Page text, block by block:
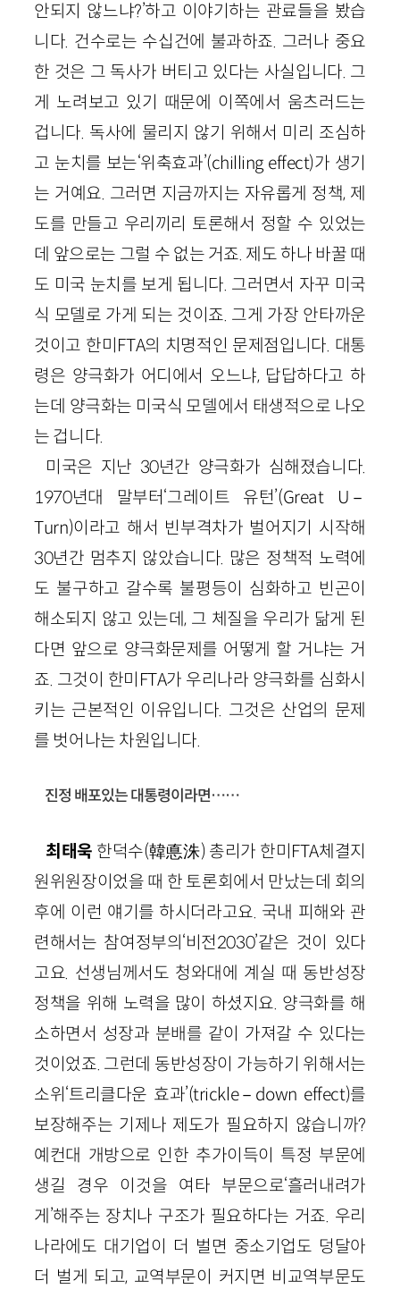
안되지 않느냐?’하고 이야기하는 관료들을 봤습
니다. 건수로는 수십건에 불과하죠. 그러나 중요
한 것은 그 독사가 버티고 있다는 사실입니다. 그
게 노려보고 있기 때문에 이쪽에서 움츠러드는
겁니다. 독사에 물리지 않기 위해서 미리 조심하
고 눈치를 보는‘위축효과’(chilling effect)가 생기
는 거예요. 그러면 지금까지는 자유롭게 정책, 제
도를 만들고 우리끼리 토론해서 정할 수 있었는
데 앞으로는 그럴 수 없는 거죠. 제도 하나 바꿀 때
도 미국 눈치를 보게 됩니다. 그러면서 자꾸 미국
식 모델로 가게 되는 것이죠. 그게 가장 안타까운
것이고 한미FTA의 치명적인 문제점입니다. 대통
령은 양극화가 어디에서 오느냐, 답답하다고 하
는데 양극화는 미국식 모델에서 태생적으로 나오
는 겁니다.
미국은 지난 30년간 양극화가 심해졌습니다.
1970년대 말부터‘그레이트 유턴’(Great U－
Turn)이라고 해서 빈부격차가 벌어지기 시작해
30년간 멈추지 않았습니다. 많은 정책적 노력에
도 불구하고 갈수록 불평등이 심화하고 빈곤이
해소되지 않고 있는데, 그 체질을 우리가 닮게 된
다면 앞으로 양극화문제를 어떻게 할 거냐는 거
죠. 그것이 한미FTA가 우리나라 양극화를 심화시
키는 근본적인 이유입니다. 그것은 산업의 문제
를 벗어나는 차원입니다.
진정 배포있는 대통령이라면……
최태욱 한덕수(韓悳洙) 총리가 한미FTA체결지
원위원장이었을 때 한 토론회에서 만났는데 회의
후에 이런 얘기를 하시더라고요. 국내 피해와 관
련해서는 참여정부의‘비전2030’같은 것이 있다
고요. 선생님께서도 청와대에 계실 때 동반성장
정책을 위해 노력을 많이 하셨지요. 양극화를 해
소하면서 성장과 분배를 같이 가져갈 수 있다는
것이었죠. 그런데 동반성장이 가능하기 위해서는
소위‘트리클다운 효과’(trickle－down effect)를
보장해주는 기제나 제도가 필요하지 않습니까?
예컨대 개방으로 인한 추가이득이 특정 부문에
생길 경우 이것을 여타 부문으로‘흘러내려가
게’해주는 장치나 구조가 필요하다는 거죠. 우리
나라에도 대기업이 더 벌면 중소기업도 덩달아
더 벌게 되고, 교역부문이 커지면 비교역부문도